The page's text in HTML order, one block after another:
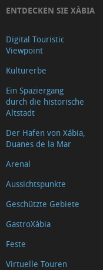
ENTDECKEN SIE XÀBIA
Digital Touristic
Viewpoint
Kulturerbe
Ein Spaziergang
durch die historische
Altstadt
Der Hafen von Xábia,
Duanes de la Mar
Arenal
Aussichtspunkte
Geschützte Gebiete
GastroXàbia
Feste
Virtuelle Touren